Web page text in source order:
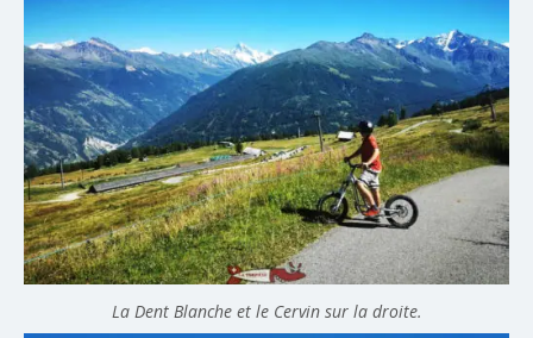
La Dent Blanche et le Cervin sur la droite.